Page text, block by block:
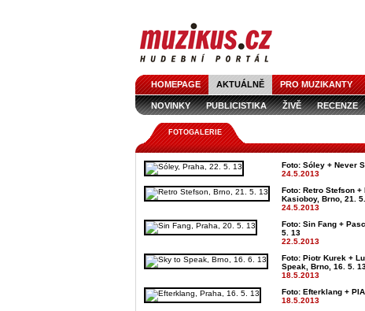
HOMEPAGE AKTUÁLNĚ PRO MUZIKANTY
NOVINKY PUBLICISTIKA ŽIVĚ RECENZE
FOTOGALERIE
Foto: Sóley + Never
24.5.2013
Foto: Retro Stefson
Kasioboy, Brno, 21.
24.5.2013
Foto: Sin Fang +
5. 13
22.5.2013
Foto: Piotr Kurek +
Speak, Brno, 16. 5.
18.5.2013
Foto: Efterklang +
18.5.2013